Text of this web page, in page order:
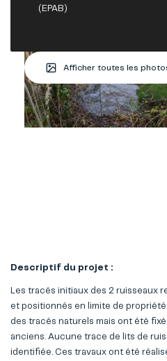
(EPAB)
Afficher toutes les
Descriptif du projet :
Les tracés initiaux des 2 ruisseaux
et positionnés en limite de
des tracés naturels mais ont été
anciens. Aucune trace de lits de
identifiée. Ces travaux ont été